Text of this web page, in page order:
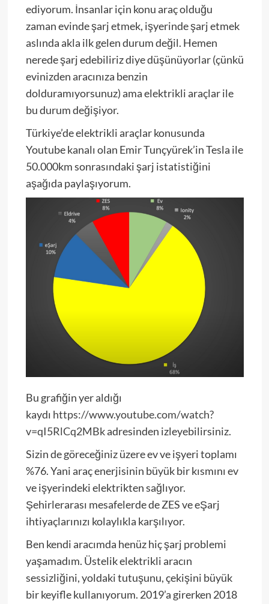
ediyorum. İnsanlar için konu araç olduğu
zaman evinde şarj etmek, işyerinde şarj etmek
aslında akla ilk gelen durum değil. Hemen
nerede şarj edebiliriz diye düşünüyorlar (çünkü
evinizden aracınıza benzin
dolduramıyorsunuz) ama elektrikli araçlar ile
bu durum değişiyor.
Türkiye’de elektrikli araçlar konusunda
Youtube kanalı olan Emir Tunçyürek’in Tesla ile
50.000km sonrasındaki şarj istatistiğini
aşağıda paylaşıyorum.
Bu grafiğin yer aldığı
kaydı https://www.youtube.com/watch?
v=qI5RlCq2MBkadresinden izleyebilirsiniz.
Sizin de göreceğiniz üzere ev ve işyeri toplamı
%76. Yani araç enerjisinin büyük bir kısmını ev
ve işyerindeki elektrikten sağlıyor.
Şehirlerarası mesafelerde de ZES ve eŞarj
ihtiyaçlarınızı kolaylıkla karşılıyor.
Ben kendi aracımda henüz hiç şarj problemi
yaşamadım. Üstelik elektrikli aracın
sessizliğini, yoldaki tutuşunu, çekişini büyük
bir keyifle kullanıyorum. 2019’a girerken 2018